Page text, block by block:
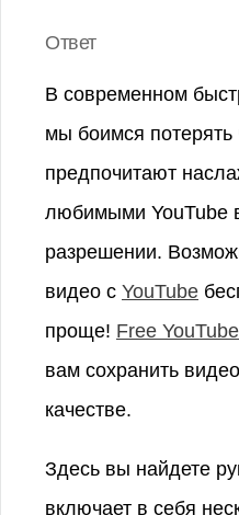
Ответ
В современном
мы боимся
предпочитают
любимыми YouTube
разрешении.
видео с YouTube
проще! Free
вам сохранить
качестве.
Здесь вы найдете
включает в себя